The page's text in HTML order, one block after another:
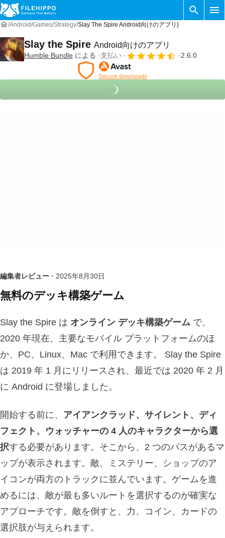
Android Games Strategy Slay The Spire Android向けのアプリ}
Slay the Spire Android向けのアプリ
Humble Bundle による 支払い 2.6.0
編集者レビュー · 2025年8月30日
無料のデッキ構築ゲーム
Slay the Spire は オンライン デッキ構築ゲーム で、
2020 年現在、主要なモバイル プラットフォームのほ
か、PC、Linux、Mac で利用できます。 Slay the Spire
は 2019 年 1 月にリリースされ、最近では 2020 年 2 月
に Android に登場しました。
開始する前に、 アイアンクラッド、サイレント、ディ
フェクト、ウォッチャーの 4 人のキャラクターから選
択する必要があります。そこから、2 つのパスがあるマ
ップが表示されます。敵、ミステリー、ショップのア
イコンが両方のトラックに並んでいます。ゲームを進
めるには、敵が最も多いルートを選択するのが確実な
アプローチです。敵を倒すと、力、コイン、カードの
選択肢が与えられます。